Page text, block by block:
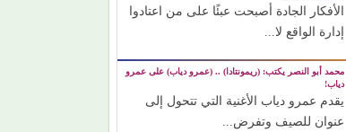
الأفكار الجادة أصبحت عبئًا على من اعتادوا
إدارة الواقع لا...
محمد أبو النصر يكتب: (ريمونتادا) .. (عمرو دياب) على عمرو
دياب!
يقدم عمرو دياب الأغنية التي تتحول إلى
عنوان للصيف وتفرض...